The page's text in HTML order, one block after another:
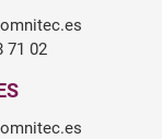
71 02